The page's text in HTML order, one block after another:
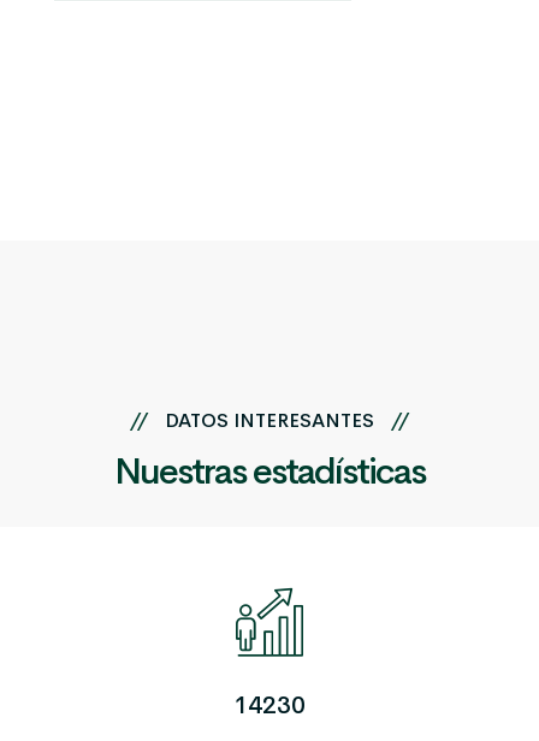
// DATOS INTERESANTES //
Nuestras estadísticas
14230